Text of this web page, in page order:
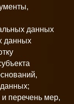
данных
данных
и перечень мер,